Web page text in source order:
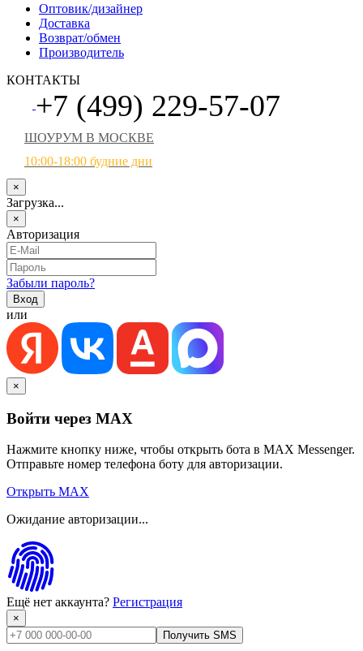
Оптовик/дизайнер
Доставка
Возврат/обмен
Производитель
КОНТАКТЫ
+7 (499) 229-57-07
ШОУРУМ В МОСКВЕ
10:00-18:00 будние дни
×
Загрузка...
×
Авторизация
Забыли пароль?
или
×
Войти через MAX
Нажмите кнопку ниже, чтобы открыть бота в MAX Messenger.
Отправьте номер телефона боту для авторизации.
Открыть MAX
Ожидание авторизации...
Ещё нет аккаунта? Регистрация
×
Получить SMS